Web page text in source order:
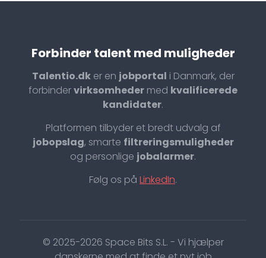
Forbinder talent med muligheder
Talentio.dker en jobportal i Danmark, der
forbindervirksomheder med kvalificerede
kandidater.
Platformen tilbyder et bredt udvalg af
jobopslag, smarte filtreringsmuligheder
og personlige jobalarmer.
Følg os på LinkedIn.
© 2025-2026 Space Bits S.L. - Vi hjælper